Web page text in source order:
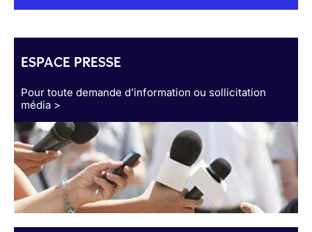
ESPACE PRESSE
Pour toute demande d’information ou sollicitation
média >